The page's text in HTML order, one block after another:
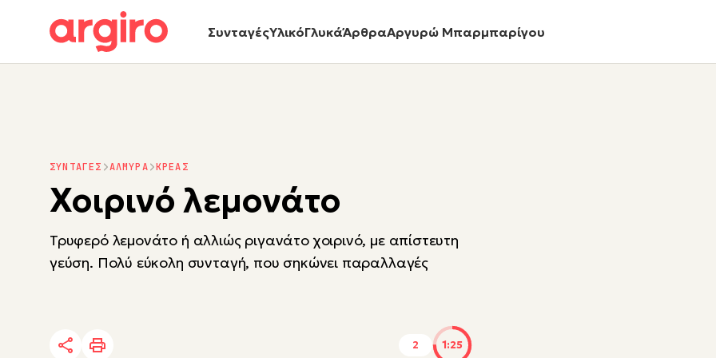
ΣυνταγέςΥλικόΓλυκάΆρθραΑργυρώ Μπαρμπαρίγου
ΣΥΝΤΑΓΕΣ ΑΛΜΥΡΑ ΚΡΕΑΣ
Χοιρινό λεμονάτο
Τρυφερό λεμονάτο ή αλλιώς ριγανάτο χοιρινό, με απίστευτη
γεύση. Πολύ εύκολη συνταγή, που σηκώνει παραλλαγές
2 1:25